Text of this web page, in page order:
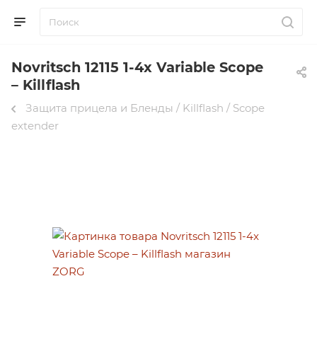
Novritsch 12115 1-4x Variable Scope
– Killflash
Защита прицела и Бленды / Killflash / Scope
extender